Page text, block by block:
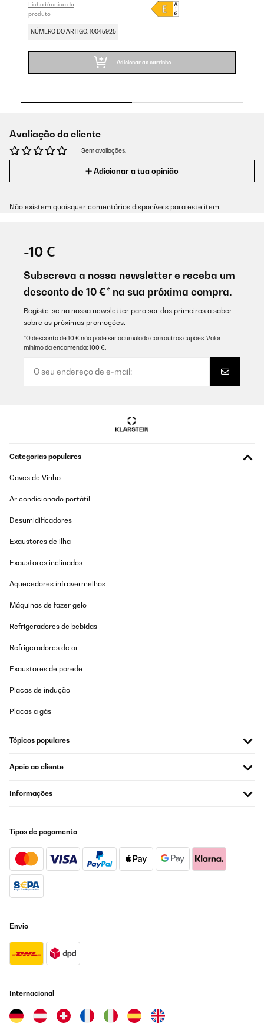
Ficha técnica do
produto
NÚMERO DO ARTIGO: 10045925
Adicionar ao carrinho
Avaliação do cliente
Sem avaliações.
Adicionar a tua opinião
Não existem quaisquer comentários disponíveis para este item.
-10 €
Subscreva a nossa newsletter e receba um
desconto de 10 €* na sua próxima compra.
Registe-se na nossa newsletter para ser dos primeiros a saber
sobre as próximas promoções.
*O desconto de 10 € não pode ser acumulado com outros cupões. Valor
mínimo da encomenda: 100 €.
Categorias populares
Caves de Vinho
Ar condicionado portátil
Desumidificadores
Exaustores de ilha
Exaustores inclinados
Aquecedores infravermelhos
Máquinas de fazer gelo
Refrigeradores de bebidas
Refrigeradores de ar
Exaustores de parede
Placas de indução
Placas a gás
Tópicos populares
Apoio ao cliente
Informações
Tipos de pagamento
Envio
Internacional